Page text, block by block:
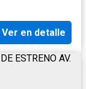
Ver en detalle